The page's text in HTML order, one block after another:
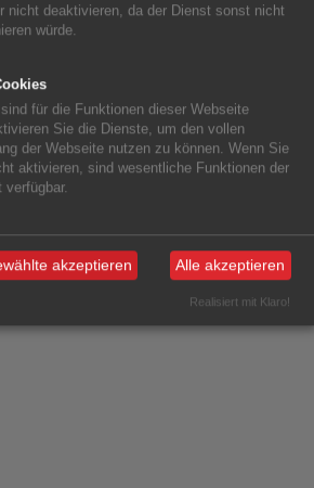
nicht deaktivieren, da der Dienst sonst nicht
würde.
für die Funktionen dieser Webseite
Sie die Dienste, um den vollen
der Webseite nutzen zu können. Wenn Sie
aktivieren, sind wesentliche Funktionen der
akzeptieren Alle akzeptieren
Realisiert mit Klaro!